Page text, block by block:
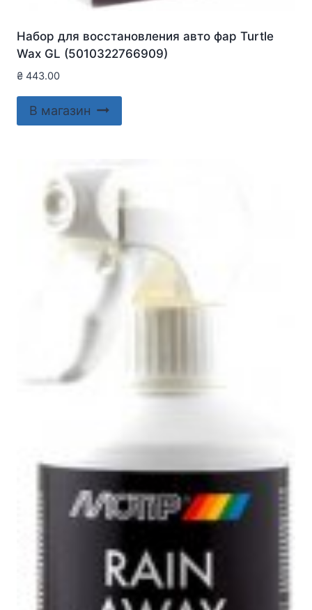
Набор для восстановления авто фар Turtle
Wax GL (5010322766909)
₴ 443.00
В магазин